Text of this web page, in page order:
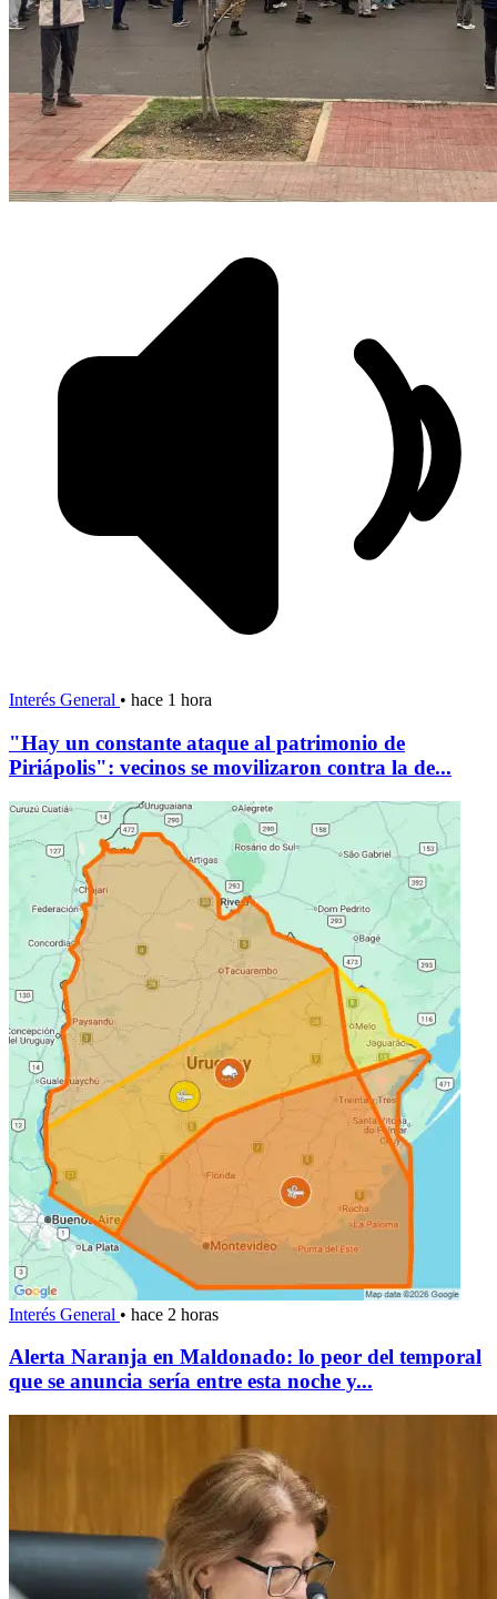
Interés General • hace 1 hora
"Hay un constante ataque al patrimonio de
Piriápolis": vecinos se movilizaron contra la de...
Interés General • hace 2 horas
Alerta Naranja en Maldonado: lo peor del temporal
que se anuncia sería entre esta noche y...